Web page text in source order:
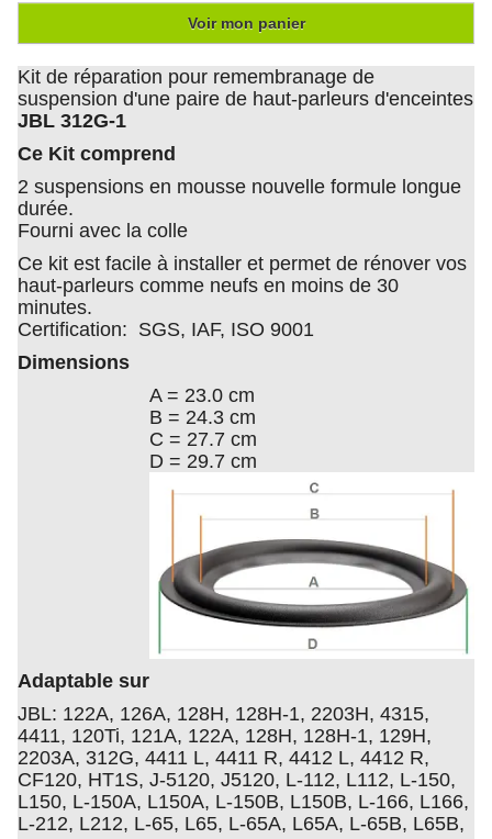
Voir mon panier
Kit de réparation pour remembranage de
suspension d'une paire de haut-parleurs d'enceintes
JBL 312G-1
Ce Kit comprend
2 suspensions en mousse nouvelle formule longue
durée.
Fourni avec la colle
Ce kit est facile à installer et permet de rénover vos
haut-parleurs comme neufs en moins de 30
minutes.
Certification: SGS, IAF, ISO 9001
Dimensions
A = 23.0 cm
B = 24.3 cm
C = 27.7 cm
D = 29.7 cm
Adaptable sur
JBL: 122A, 126A, 128H, 128H-1, 2203H, 4315,
4411, 120Ti, 121A, 122A, 128H, 128H-1, 129H,
2203A, 312G, 4411 L, 4411 R, 4412 L, 4412 R,
CF120, HT1S, J-5120, J5120, L-112, L112, L-150,
L150, L-150A, L150A, L-150B, L150B, L-166, L166,
L-212, L212, L-65, L65, L-65A, L65A, L-65B, L65B,